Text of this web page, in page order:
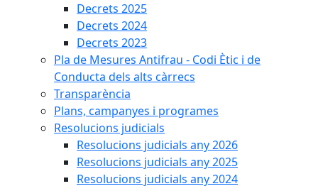
Decrets 2025
Decrets 2024
Decrets 2023
Pla de Mesures Antifrau - Codi Ètic i de
Conducta dels alts càrrecs
Transparència
Plans, campanyes i programes
Resolucions judicials
Resolucions judicials any 2026
Resolucions judicials any 2025
Resolucions judicials any 2024